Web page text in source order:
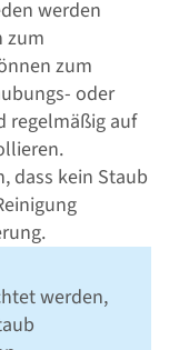
werden
zum
zum
oder
regelmäßig auf
dass kein Staub
werden,